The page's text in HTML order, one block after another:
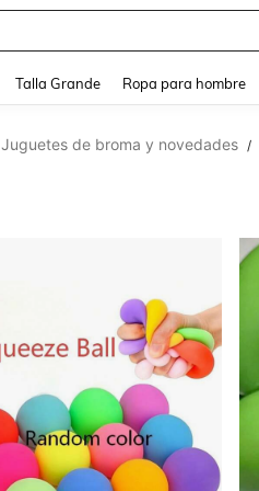
Talla Grande Ropa para hombre
Juguetes de broma y novedades /